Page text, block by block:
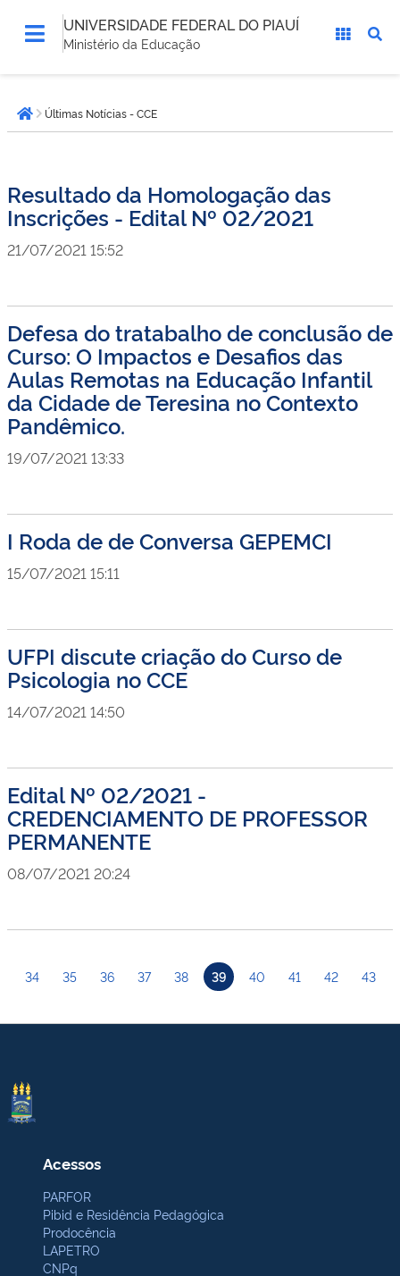
UNIVERSIDADE FEDERAL DO PIAUÍ
Ministério da Educação
está
aqui:Página inicial
Últimas Notícias - CCE
Resultado da Homologação das
Inscrições - Edital Nº 02/2021
21/07/2021 15:52
Defesa do tratabalho de conclusão de
Curso: O Impactos e Desafios das
Aulas Remotas na Educação Infantil
da Cidade de Teresina no Contexto
Pandêmico.
19/07/2021 13:33
I Roda de de Conversa GEPEMCI
15/07/2021 15:11
UFPI discute criação do Curso de
Psicologia no CCE
14/07/2021 14:50
Edital Nº 02/2021 -
CREDENCIAMENTO DE PROFESSOR
PERMANENTE
08/07/2021 20:24
34 35 36 37 38 39 40 41 42 43
Acessos
PARFOR
Pibid e Residência Pedagógica
Prodocência
LAPETRO
CNPq